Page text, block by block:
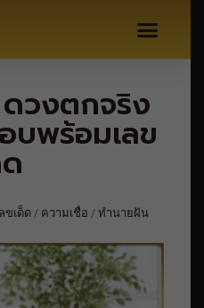
ดวงตกจริง
บพร้อมเลข
ลขเด็ด / ความเชื่อ / ทำนายฝัน